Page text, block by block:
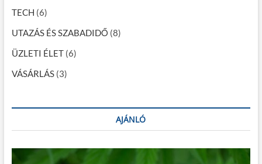
TECH (6)
UTAZÁS ÉS SZABADIDŐ (8)
ÜZLETI ÉLET(6)
VÁSÁRLÁS(3)
AJÁNLÓ